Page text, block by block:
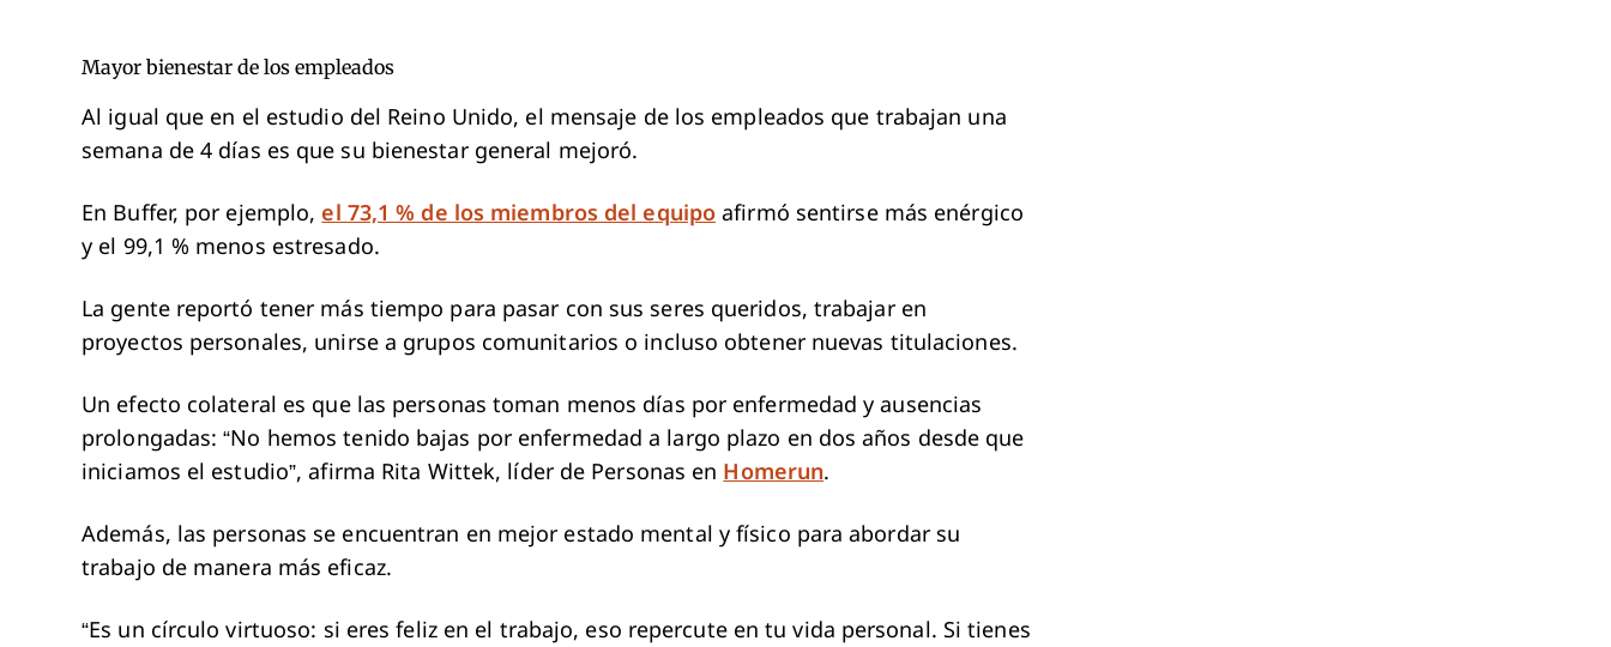
Mayor bienestar de los empleados
Al igual que en el estudio del Reino Unido, el mensaje de los empleados que trabajan una
semana de 4 días es que su bienestar general mejoró.
En Buffer, por ejemplo, el 73,1 % de los miembros del equipo afirmó sentirse más enérgico
y el 99,1 % menos estresado.
La gente reportó tener más tiempo para pasar con sus seres queridos, trabajar en
proyectos personales, unirse a grupos comunitarios o incluso obtener nuevas titulaciones.
Un efecto colateral es que las personas toman menos días por enfermedad y ausencias
prolongadas: “No hemos tenido bajas por enfermedad a largo plazo en dos años desde que
iniciamos el estudio”, afirma Rita Wittek, líder de Personas en Homerun.
Además, las personas se encuentran en mejor estado mental y físico para abordar su
trabajo de manera más eficaz.
“Es un círculo virtuoso: si eres feliz en el trabajo, eso repercute en tu vida personal. Si tienes